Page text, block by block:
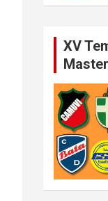
XV
Master